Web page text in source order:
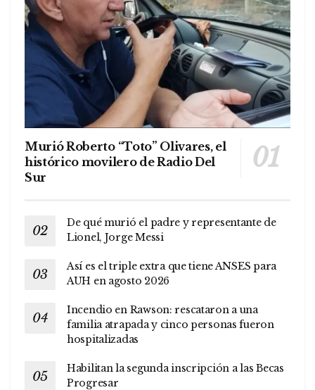
Murió Roberto “Toto” Olivares, el
histórico movilero de Radio Del
Sur
De qué murió el padre y representante de
Lionel, Jorge Messi
Así es el triple extra que tiene ANSES para
AUH en agosto 2026
Incendio en Rawson: rescataron a una
familia atrapada y cinco personas fueron
hospitalizadas
Habilitan la segunda inscripción a las Becas
Progresar